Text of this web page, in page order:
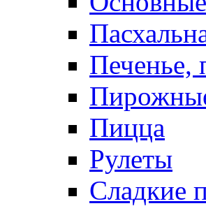
Печенье,
Пицца
Рулеты
Сладкие